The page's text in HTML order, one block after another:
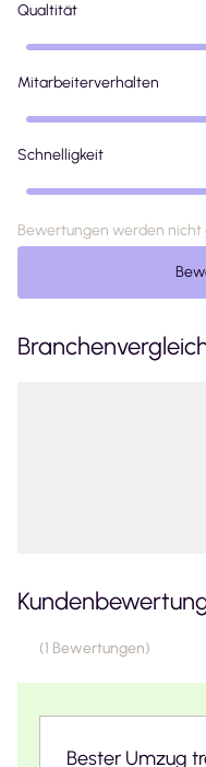
Qualtität
Mitarbeiterverhalten
Schnelligkeit
Bewertungen werden nicht
(1 Bewertungen)
Bester Umzug